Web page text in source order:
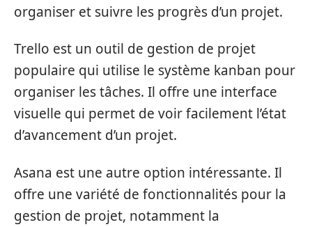
organiser et suivre les progrès d’un projet.
Trello est un outil de gestion de projet
populaire qui utilise le système kanban pour
organiser les tâches. Il offre une interface
visuelle qui permet de voir facilement l’état
d’avancement d’un projet.
Asana est une autre option intéressante. Il
offre une variété de fonctionnalités pour la
gestion de projet, notamment la